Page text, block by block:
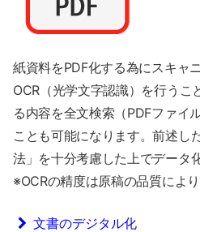
紙資料をPDF化する為にスキャ
OCR（光学文字認識）を行うこ
る内容を全文検索（PDFファイ
ことも可能になります。前述し
法」を十分考慮した上でデータ
※OCRの精度は原稿の品質により
文書のデジタル化